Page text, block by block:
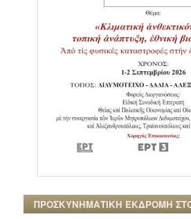
ΠΡΟΣΚΥΝΗΜΑΤΙΚΗ ΕΚΔΡΟΜΗ